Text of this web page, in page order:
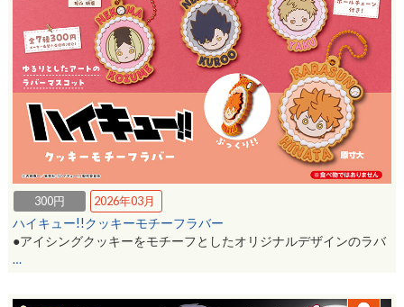
300円 2026年03月
ハイキュー!!クッキーモチーフラバー
●アイシングクッキーをモチーフとしたオリジナルデザインのラバ
…